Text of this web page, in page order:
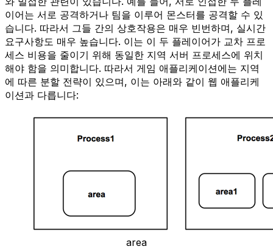
이어는 서로 공격하거나 팀을 이루어 몬스터를 공격할 수 있
습니다. 따라서 그들 간의 상호작용은 매우 빈번하며, 실시간
요구사항도 매우 높습니다. 이는 이 두 플레이어가 교차 프로
세스 비용을 줄이기 위해 동일한 지역 서버 프로세스에 위치
해야 함을 의미합니다. 따라서 게임 애플리케이션에는 지역
에 따른 분할 전략이 있으며, 이는 아래와 같이 웹 애플리케
이션과 다릅니다:
area